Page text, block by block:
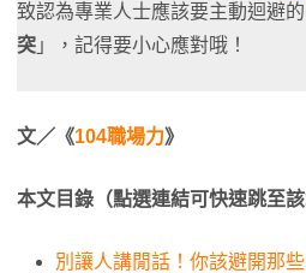
致認為專業人士應該要主動迴避的
突 」，記得要小心應對哦！
文／《104職場力》
本文目錄（點選連結可快速跳至該
別讓人講閒話！你該避開那些